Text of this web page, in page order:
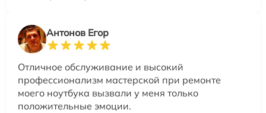
Антонов Егор
Отличное обслуживание и высокий
профессионализм мастерской при ремонте
моего ноутбука вызвали у меня только
положительные эмоции.